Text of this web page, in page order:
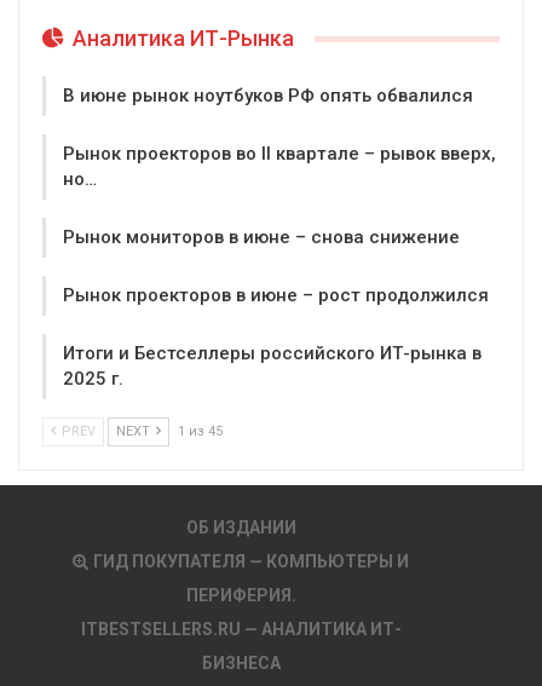
Аналитика ИТ-Рынка
В июне рынок ноутбуков РФ опять обвалился
Рынок проекторов во II квартале – рывок вверх,
но…
Рынок мониторов в июне – снова снижение
Рынок проекторов в июне – рост продолжился
Итоги и Бестселлеры российского ИТ-рынка в
2025 г.
PREV NEXT 1 из 45
ОБ ИЗДАНИИ
ГИД ПОКУПАТЕЛЯ — КОМПЬЮТЕРЫ И
ПЕРИФЕРИЯ.
ITBESTSELLERS.RU — АНАЛИТИКА ИТ-
БИЗНЕСА